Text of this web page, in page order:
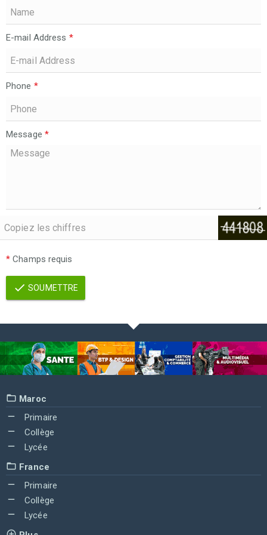
E-mail Address *
Phone *
Message *
* Champs requis
SOUMETTRE
Maroc
Primaire
Collège
Lycée
France
Primaire
Collège
Lycée